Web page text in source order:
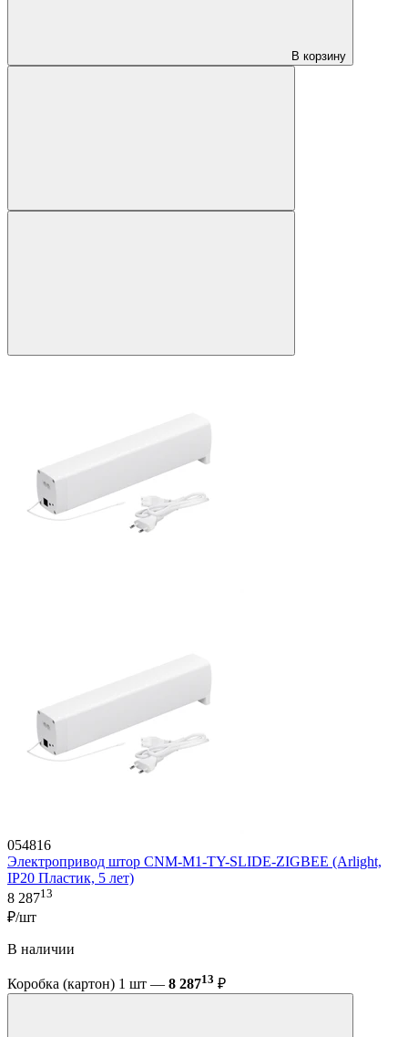
В корзину
054816
Электропривод штор CNM-M1-TY-SLIDE-ZIGBEE (Arlight,
IP20 Пластик, 5 лет)
8 28713
₽/шт
В наличии
Коробка (картон) 1 шт — 8 28713 ₽